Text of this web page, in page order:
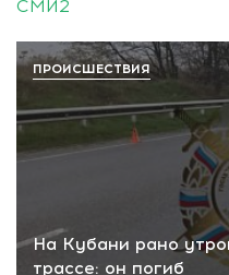
СМИ2
На Кубани рано
трассе: он погиб
ПРОИСШЕСТВИЯ